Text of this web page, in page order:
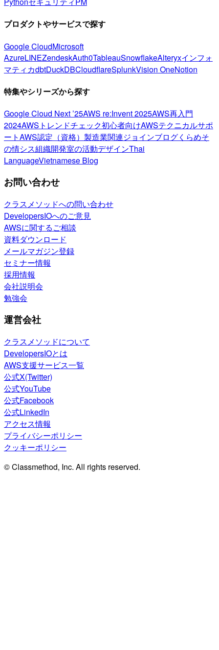
プロダクトやサービスで探す
Google CloudMicrosoft
AzureLINEZendeskAuth0TableauSnowflakeAlteryxインフォ
マティカdbtDuckDBCloudflareSplunkVision OneNotion
特集やシリーズから探す
Google Cloud Next ’25AWS re:Invent 2025AWS再入門
2024AWSトレンドチェック初心者向けAWSテクニカルサポ
ートAWS認定（資格） 製造業関連ジョインブログくらめそ
の情シス組織開発室の活動デザインThai
LanguageVietnamese Blog
お問い合わせ
クラスメソッドへの問い合わせ
DevelopersIOへのご意見
AWSに関するご相談
資料ダウンロード
メールマガジン登録
セミナー情報
採用情報
会社説明会
勉強会
運営会社
クラスメソッドについて
DevelopersIOとは
AWS支援サービス一覧
公式X(Twitter)
公式YouTube
公式Facebook
公式LinkedIn
アクセス情報
プライバシーポリシー
クッキーポリシー
© Classmethod, Inc. All rights reserved.